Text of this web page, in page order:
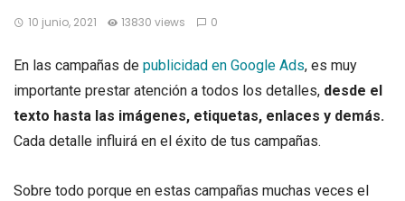
10 junio, 2021 13830 views 0
En las campañas de publicidad en Google Ads, es muy
importante prestar atención a todos los detalles, desde el
texto hasta las imágenes, etiquetas, enlaces y demás.
Cada detalle influirá en el éxito de tus campañas.
Sobre todo porque en estas campañas muchas veces el